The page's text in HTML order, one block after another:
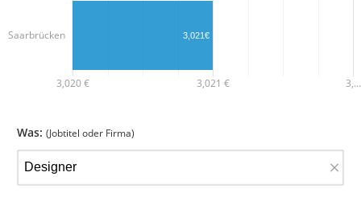
3,020 € 3,021 € 3,…
Saarbrücken 3,021€
Was: (Jobtitel oder Firma)
×